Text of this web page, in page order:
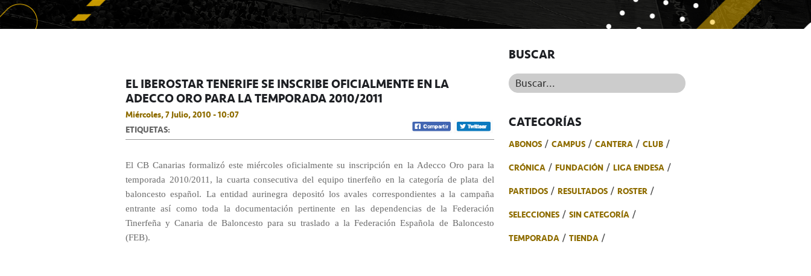
EL IBEROSTAR TENERIFE SE INSCRIBE OFICIALMENTE EN LA
ADECCO ORO PARA LA TEMPORADA 2010/2011
Miércoles, 7 Julio, 2010 - 10:07
ETIQUETAS:
El CB Canarias formalizó este miércoles oficialmente su inscripción en la Adecco Oro para la
temporada 2010/2011, la cuarta consecutiva del equipo tinerfeño en la categoría de plata del
baloncesto español. La entidad aurinegra depositó los avales correspondientes a la campaña
entrante así como toda la documentación pertinente en las dependencias de la Federación
Tinerfeña y Canaria de Baloncesto para su traslado a la Federación Española de Baloncesto
(FEB).
BUSCAR
Buscar...
CATEGORÍAS
ABONOS CAMPUS CANTERA
CLUB
CRÓNICA
FUNDACIÓN
LIGA ENDESA
PARTIDOS
RESULTADOS
ROSTER
SELECCIONES
SIN CATEGORÍA
TEMPORADA
TIENDA